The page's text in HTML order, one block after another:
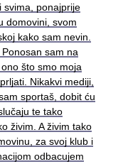
svima, ponajprije
domovini, svom
kako sam nevin.
sam na
što smo moja
Nikakvi mediji,
sportaš, dobit ću
te tako
živim. A živim tako
za svoj klub i
odbacujem